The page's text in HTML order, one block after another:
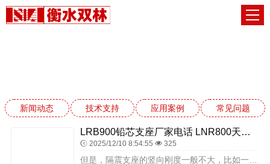
新闻动态 技术支持 应用案例 常见问题
LRB900铅芯支座厂家电话 LNR800天然隔震支座源头工厂 HDR1300高阻尼支座厂家
2025/12/10 8:54:55 325